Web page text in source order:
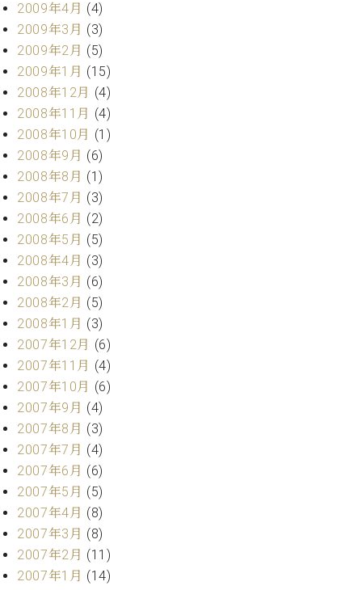
2009年4月 (4)
2009年3月 (3)
2009年2月 (5)
2009年1月 (15)
2008年12月 (4)
2008年11月 (4)
2008年10月 (1)
2008年9月 (6)
2008年8月 (1)
2008年7月 (3)
2008年6月 (2)
2008年5月 (5)
2008年4月 (3)
2008年3月 (6)
2008年2月 (5)
2008年1月 (3)
2007年12月 (6)
2007年11月 (4)
2007年10月 (6)
2007年9月 (4)
2007年8月 (3)
2007年7月 (4)
2007年6月 (6)
2007年5月 (5)
2007年4月 (8)
2007年3月 (8)
2007年2月 (11)
2007年1月 (14)